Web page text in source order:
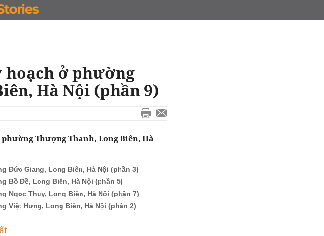
KINH DOANH
ở phường
Hà Nội (phần 9)
Thượng Thanh, Long Biên, Hà
Đức Giang, Long Biên, Hà Nội (phần 3)
Bồ Đề, Long Biên, Hà Nội (phần 5)
Ngọc Thụy, Long Biên, Hà Nội (phần 7)
Việt Hưng, Long Biên, Hà Nội (phần 2)